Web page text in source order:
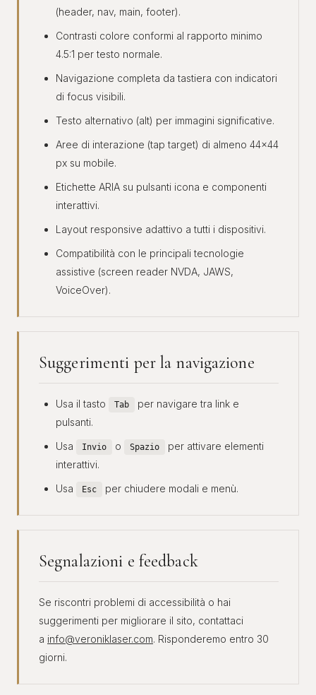
(header, nav, main, footer).
Contrasti colore conformi al rapporto minimo
4.5:1 per testo normale.
Navigazione completa da tastiera con indicatori
di focus visibili.
Testo alternativo (alt) per immagini significative.
Aree di interazione (tap target) di almeno 44×44
px su mobile.
Etichette ARIA su pulsanti icona e componenti
interattivi.
Layout responsive adattivo a tutti i dispositivi.
Compatibilità con le principali tecnologie
assistive (screen reader NVDA, JAWS,
VoiceOver).
Suggerimenti per la navigazione
Usa il tasto Tab
per navigare tra link e
pulsanti.
Usa
Invio o Spazio
per attivare elementi
interattivi.
Usa
Esc per chiudere modali e menù.
Segnalazioni e feedback
Se riscontri problemi di accessibilità o hai
suggerimenti per migliorare il sito, contattaci
a info@veroniklaser.com. Risponderemo entro 30
giorni.